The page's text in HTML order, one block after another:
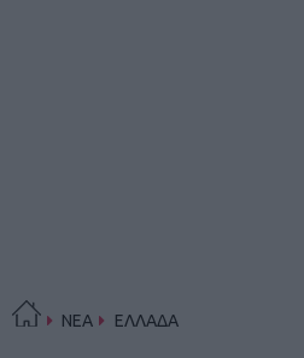
ΝΕΑ ΕΛΛΑΔΑ